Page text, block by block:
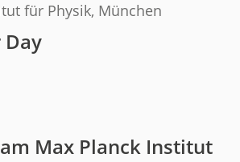
für Physik, München
Day
Max Planck Institut